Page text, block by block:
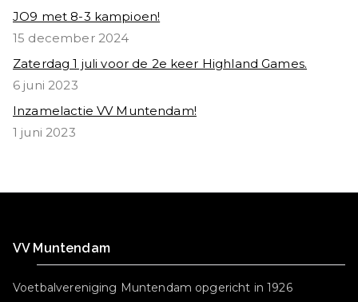
JO9 met 8-3 kampioen!
15 december 2024
Zaterdag 1 juli voor de 2e keer Highland Games.
6 juni 2023
Inzamelactie VV Muntendam!
1 juni 2023
VV Muntendam
Voetbalvereniging Muntendam opgericht in 1926